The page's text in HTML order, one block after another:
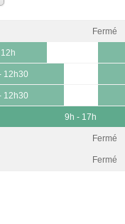
Fermé
12h30
12h30
9h - 17h
Fermé
Fermé